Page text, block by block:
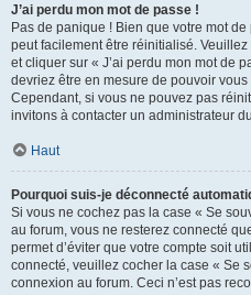
J’ai perdu mon mot de passe !
Pas de panique ! Bien que votre mot
peut facilement être réinitialisé.
et cliquer sur « J’ai perdu mon mot de
devriez être en mesure de pouvoir
Cependant, si vous ne pouvez pas
invitons à contacter un administrateur
Haut
Pourquoi suis-je déconnecté
Si vous ne cochez pas la case « Se
au forum, vous ne resterez connecté
permet d’éviter que votre compte soit
connecté, veuillez cocher la case « Se
connexion au forum. Ceci n’est pas